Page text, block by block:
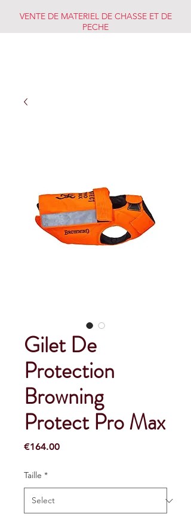
VENTE DE MATERIEL DE CHASSE ET DE
PECHE
Gilet De
Protection
Browning
Protect Pro Max
€164.00Price
Taille *